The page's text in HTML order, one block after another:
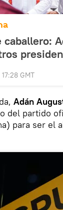
caballero:
GMT
Adán
del partido
para ser el